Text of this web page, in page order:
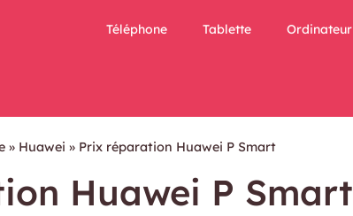
Téléphone Tablette Ordinateur
» Huawei » Prix réparation Huawei P Smart
Huawei P Smart